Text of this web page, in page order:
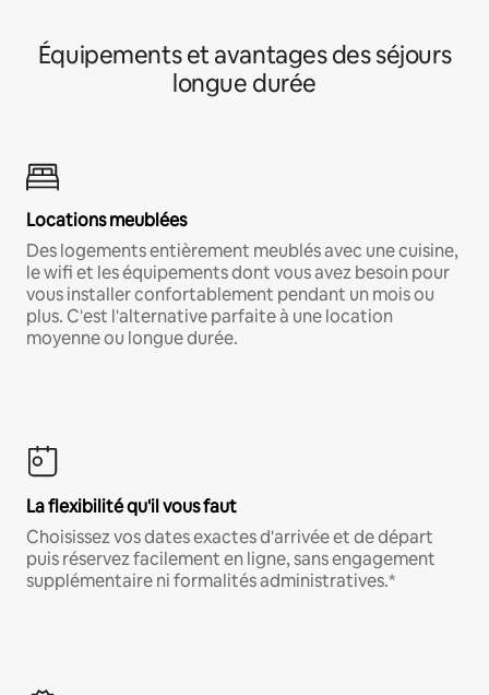
Équipements et avantages des séjours
longue durée
Locations meublées
Des logements entièrement meublés avec une cuisine,
le wifi et les équipements dont vous avez besoin pour
vous installer confortablement pendant un mois ou
plus. C'est l'alternative parfaite à une location
moyenne ou longue durée.
La flexibilité qu'il vous faut
Choisissez vos dates exactes d'arrivée et de départ
puis réservez facilement en ligne, sans engagement
supplémentaire ni formalités administratives.*